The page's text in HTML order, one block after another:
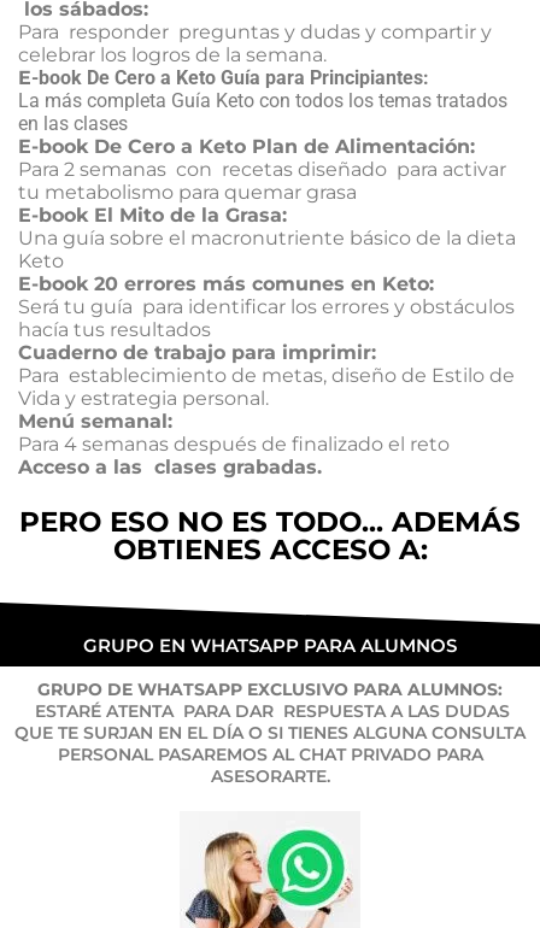
los sábados:
Para responder preguntas y dudas y compartir y
celebrar los logros de la semana.
E-book De Cero a Keto Guía para Principiantes:
La más completa Guía Keto con todos los temas tratados
en las clases
E-book De Cero a Keto Plan de Alimentación:
Para 2 semanas con recetas diseñado para activar
tu metabolismo para quemar grasa
E-book El Mito de la Grasa:
Una guía sobre el macronutriente básico de la dieta
Keto
E-book 20 errores más comunes en Keto:
Será tu guía para identificar los errores y obstáculos
hacía tus resultados
Cuaderno de trabajo para imprimir:
Para establecimiento de metas, diseño de Estilo de
Vida y estrategia personal.
Menú semanal:
Para 4 semanas después de finalizado el reto
Acceso a las clases grabadas.
PERO ESO NO ES TODO... ADEMÁS
OBTIENES ACCESO A:
GRUPO EN WHATSAPP PARA ALUMNOS
GRUPO DE WHATSAPP EXCLUSIVO PARA ALUMNOS:
ESTARÉ ATENTA PARA DAR RESPUESTA A LAS DUDAS
QUE TE SURJAN EN EL DÍA O SI TIENES ALGUNA CONSULTA
PERSONAL PASAREMOS AL CHAT PRIVADO PARA
ASESORARTE.